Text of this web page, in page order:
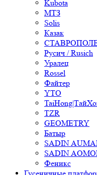
Kubota
МТЗ
Solis
Казак
Русич / Rusich
Уралец
Rossel
Файтер
YTO
TZR
GEOMETRY
Батыр
SADIN
SADIN
Феникс